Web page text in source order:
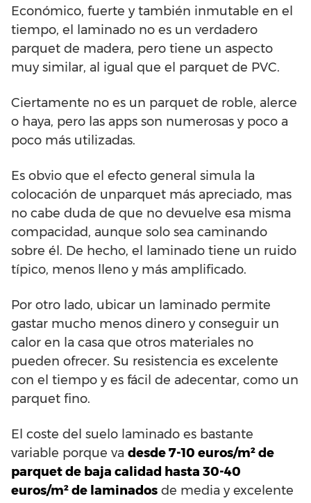
Económico, fuerte y también inmutable en el
tiempo, el laminado no es un verdadero
parquet de madera, pero tiene un aspecto
muy similar, al igual que el parquet de PVC.
Ciertamente no es un parquet de roble, alerce
o haya, pero las apps son numerosas y poco a
poco más utilizadas.
Es obvio que el efecto general simula la
colocación de unparquet más apreciado, mas
no cabe duda de que no devuelve esa misma
compacidad, aunque solo sea caminando
sobre él. De hecho, el laminado tiene un ruido
típico, menos lleno y más amplificado.
Por otro lado, ubicar un laminado permite
gastar mucho menos dinero y conseguir un
calor en la casa que otros materiales no
pueden ofrecer. Su resistencia es excelente
con el tiempo y es fácil de adecentar, como un
parquet fino.
El coste del suelo laminado es bastante
variable porque va desde 7-10 euros/m² de
parquet de baja calidad hasta 30-40
euros/m² de laminados de media y excelente